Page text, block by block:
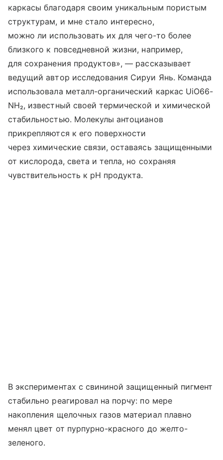
каркасы благодаря своим уникальным пористым
структурам, и мне стало интересно,
можно ли использовать их для чего-то более
близкого к повседневной жизни, например,
для сохранения продуктов», — рассказывает
ведущий автор исследования Сируи Янь. Команда
использовала металл-органический каркас UiO66-
NH₂, известный своей термической и химической
стабильностью. Молекулы антоцианов
прикрепляются к его поверхности
через химические связи, оставаясь защищенными
от кислорода, света и тепла, но сохраняя
чувствительность к pH продукта.
В экспериментах с свининой защищенный пигмент
стабильно реагировал на порчу: по мере
накопления щелочных газов материал плавно
менял цвет от пурпурно-красного до желто-
зеленого.